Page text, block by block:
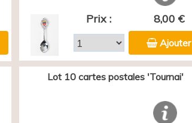
Prix : 8,00 €
Ajouter
Lot 10 cartes postales 'Tournai'